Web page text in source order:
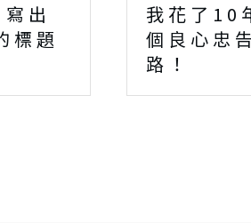
出
標題
我花了10
個良心忠
路！